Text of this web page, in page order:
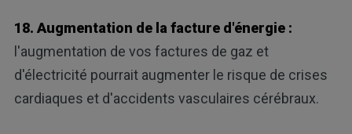
18. Augmentation de la facture d'énergie :
l'augmentation de vos factures de gaz et
d'électricité pourrait augmenter le risque de crises
cardiaques et d'accidents vasculaires cérébraux.